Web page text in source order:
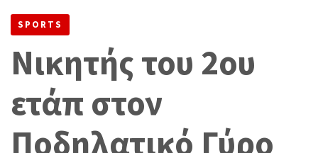
SPORTS
Νικητής του 2ου
ετάπ στον
Ποδηλατικό Γύρο